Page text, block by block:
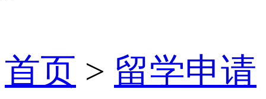
首页 > 留学申请